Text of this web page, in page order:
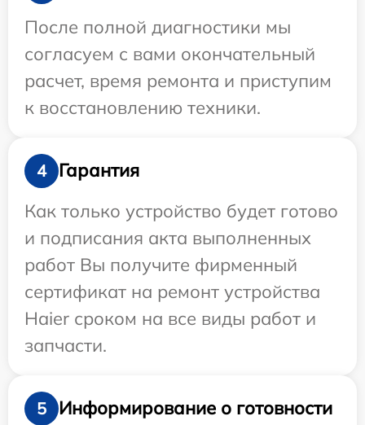
После полной диагностики мы
согласуем с вами окончательный
расчет, время ремонта и приступим
к восстановлению техники.
4
Гарантия
Как только устройство будет готово
и подписания акта выполненных
работ Вы получите фирменный
сертификат на ремонт устройства
Haier сроком на все виды работ и
запчасти.
5
Информирование о готовности